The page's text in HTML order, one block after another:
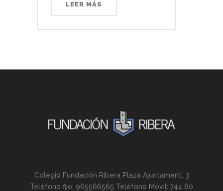
LEER MÁS
Colegio Fundación Ribera Plaza Ajuntament, 3
Teléfono fijo: 965566565 Teléfono Móvil: 744 60